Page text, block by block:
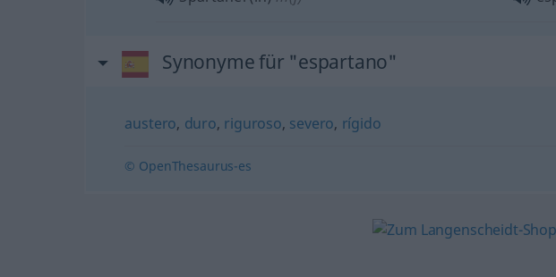
Synonyme für "espartano"
austero, duro, riguroso, severo, rígido
© OpenThesaurus-es